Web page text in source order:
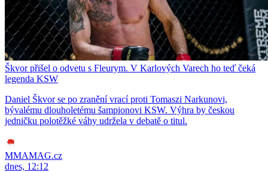
Škvor přišel o odvetu s Fleurym. V Karlových Varech ho teď čeká
legenda KSW
Daniel Škvor se po zranění vrací proti Tomaszi Narkunovi,
bývalému dlouholetému šampionovi KSW. Výhra by českou
jedničku polotěžké váhy udržela v debatě o titul.
MMAMAG.cz
dnes, 12:12